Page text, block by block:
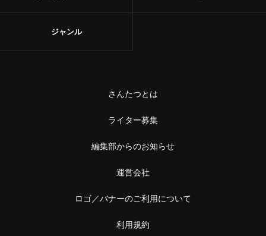
ジャンル
さんたつとは
ライター募集
編集部からのお知らせ
運営会社
ロゴ／バナーのご利用について
利用規約